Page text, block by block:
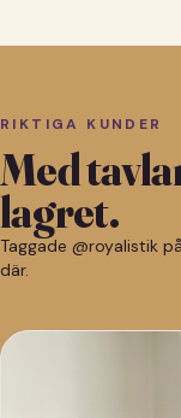
RIKTIGA KUNDER
Med
lagret.
Taggade @royalistik
där.